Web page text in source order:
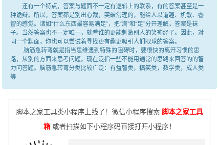
还有一个特点，答案与题面不一定有逻辑上的联系，有的答案甚至是一
种诡辩。所以，答案都是别出心裁，突破常理的，能给人以谐趣、机敏、睿
智的感觉。诸如“什么东西最容易满足”，把“满”和“足”分开理解，答案是袜
子。当然答案也不一定唯一，就看谁的更能刺激别人的笑神经了。因此，对
同一个题面，你也可以尝试着寻找更有趣更吸引人们眼球的答案。
脑筋急转弯就是指当思维遇到特殊的阻碍时，要很快的离开习惯的思
路，从别的方面来思考问题。现在泛指一些不能用通常的思路来回答的的智
力问答题。脑筋急转弯分类比较广泛：有益智类，搞笑类，数学类，成人类
等
脚本之家工具类小程序上线了！微信小程序搜索 脚本之家工具
箱 或者扫描如下小程序码直接打开小程序！